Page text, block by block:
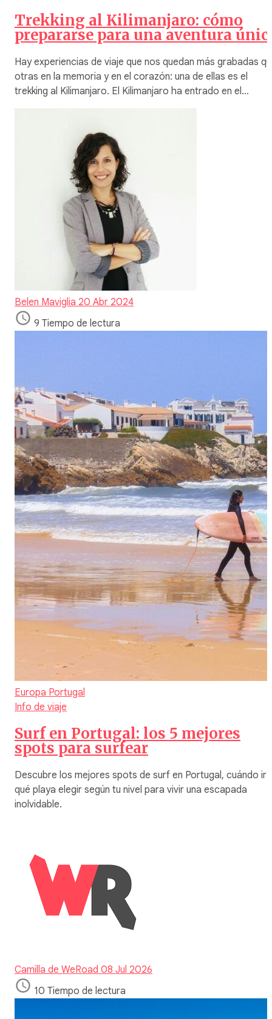
Trekking al Kilimanjaro: cómo
prepararse para una aventura
Hay experiencias de viaje que nos quedan más grabadas
otras en la memoria y en el corazón: una de ellas es el
trekking al Kilimanjaro. El Kilimanjaro ha entrado en el…
Belen Maviglia 20 Abr 2024
9 Tiempo de lectura
Europa Portugal
Info de viaje
Surf en Portugal: los 5 mejores
spots para surfear
Descubre los mejores spots de surf en Portugal, cuándo ir
qué playa elegir según tu nivel para vivir una escapada
inolvidable.
Camilla de WeRoad 08 Jul 2026
10 Tiempo de lectura